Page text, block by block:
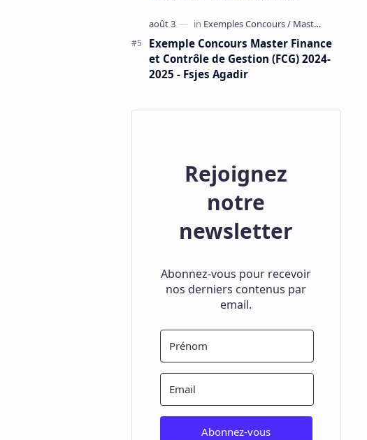
Exemple Concours Master Finance
et Contrôle de Gestion (FCG) 2024-
2025 - Fsjes Agadir
Rejoignez
notre
newsletter
Abonnez-vous pour recevoir
nos derniers contenus par
email.
Abonnez-vous